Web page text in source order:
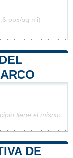
pop/sq mi)
tiene el mismo
DE